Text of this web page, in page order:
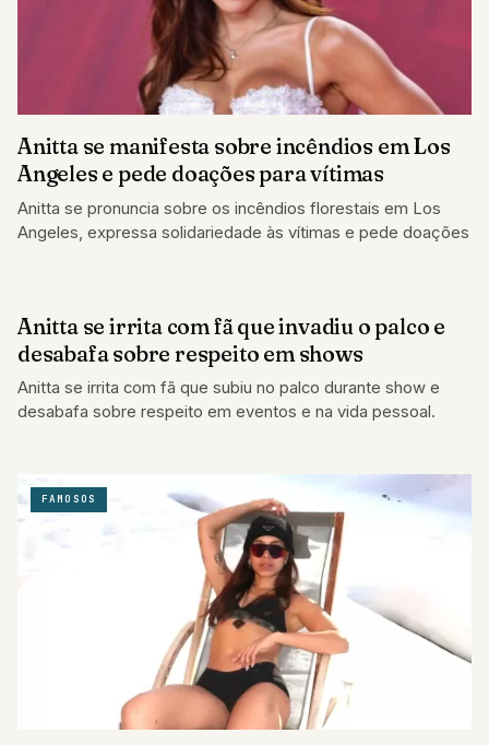
Anitta se manifesta sobre incêndios em Los
Angeles e pede doações para vítimas
Anitta se pronuncia sobre os incêndios florestais em Los
Angeles, expressa solidariedade às vítimas e pede doações
FAMOSOS
Anitta se irrita com fã que invadiu o palco e
desabafa sobre respeito em shows
Anitta se irrita com fã que subiu no palco durante show e
desabafa sobre respeito em eventos e na vida pessoal.
FAMOSOS